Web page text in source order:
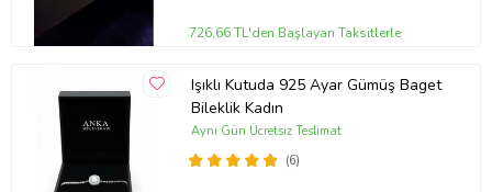
726,66 TL'den Başlayan Taksitlerle
Işıklı Kutuda 925 Ayar Gümüş Baget
Bileklik Kadın
(6)
Aynı Gün Ücretsiz Teslimat